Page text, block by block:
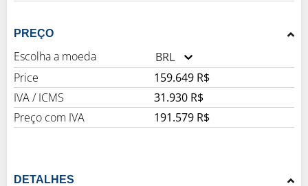
PREÇO
Escolha a moeda
BRL
Price
159.649 R$
IVA / ICMS
31.930 R$
Preço com IVA
191.579 R$
DETALHES